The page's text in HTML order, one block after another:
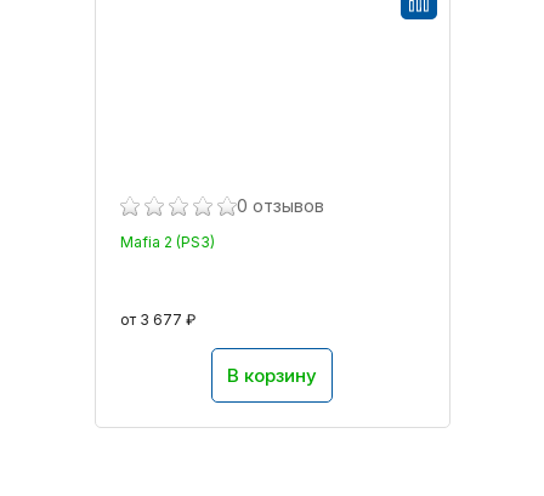
0 отзывов
Mafia 2 (PS3)
от 3 677 ₽
В корзину